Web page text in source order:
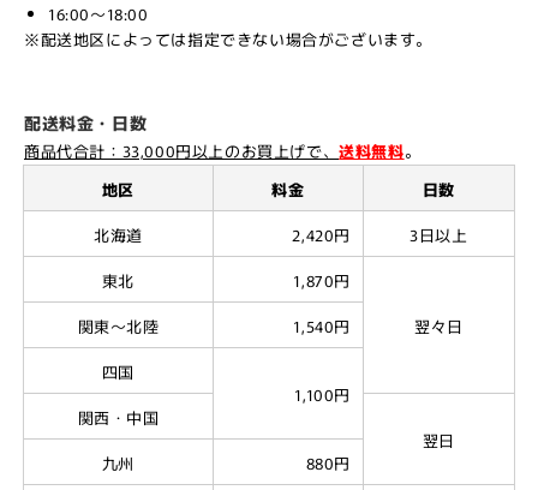
16:00～18:00
※配送地区によっては指定できない場合がございます。
配送料金・日数
商品代合計：33,000円以上のお買上げで、送料無料。
地区
料金
日数
北海道
2,420円
3日以上
東北
1,870円
翌々日
関東～北陸
1,540円
四国
1,100円
関西・中国
翌日
九州
880円